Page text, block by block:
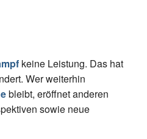
keine Leistung. Das hat
Wer weiterhin
bleibt, eröffnet anderen
sowie neue